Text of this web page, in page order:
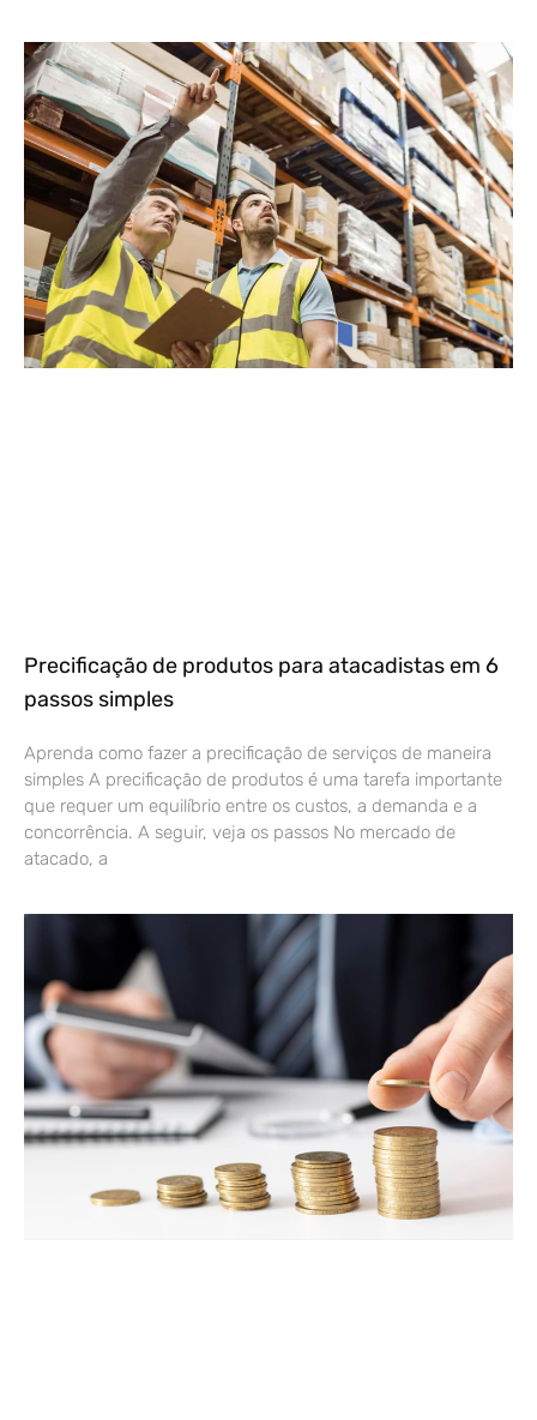
Precificação de produtos para atacadistas em 6
passos simples
Aprenda como fazer a precificação de serviços de maneira
simples A precificação de produtos é uma tarefa importante
que requer um equilíbrio entre os custos, a demanda e a
concorrência. A seguir, veja os passos No mercado de
atacado, a